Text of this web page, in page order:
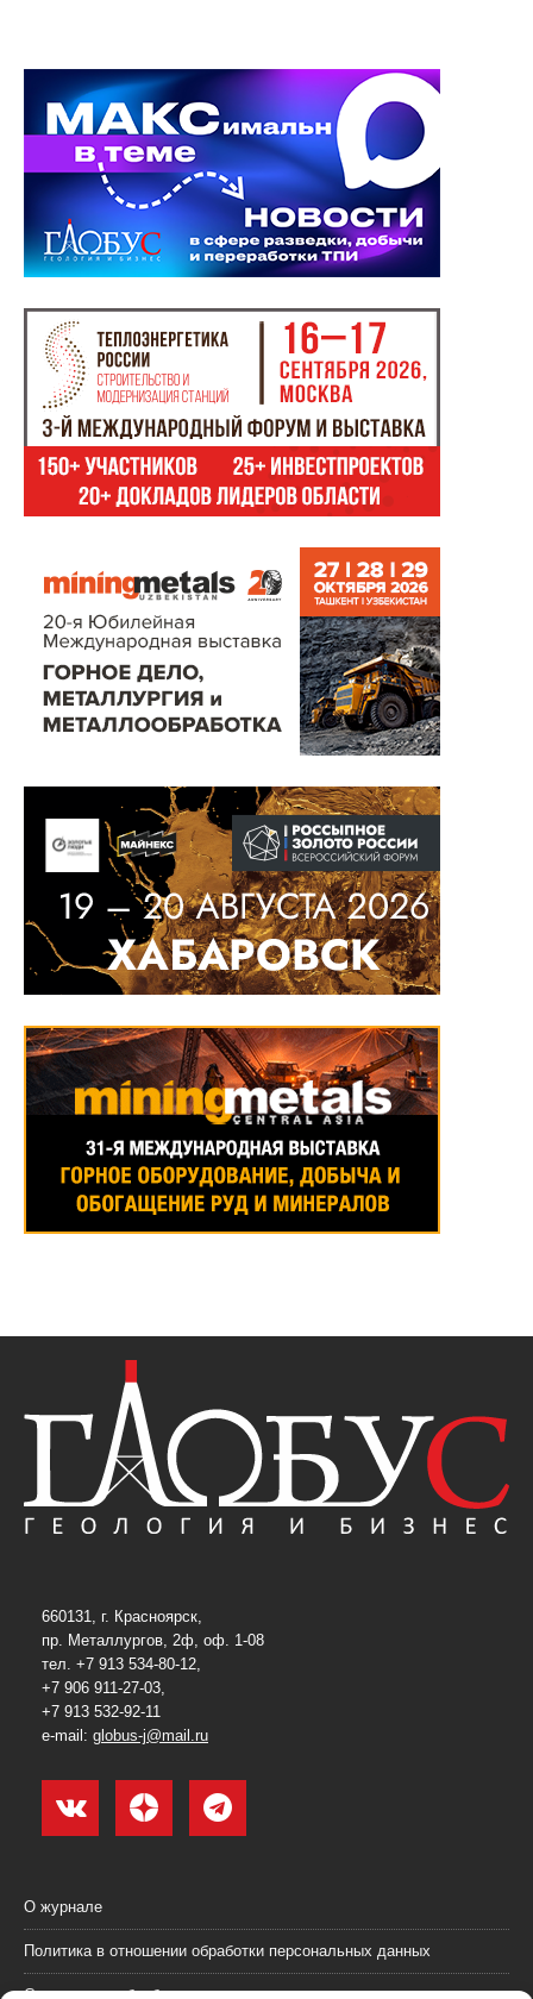
660131, г. Красноярск,
пр. Металлургов, 2ф, оф. 1-08
тел. +7 913 534-80-12,
+7 906 911-27-03,
+7 913 532-92-11
e-mail: globus-j@mail.ru
О журнале
Политика в отношении обработки персональных данных
Согласие на обработку персональных данных